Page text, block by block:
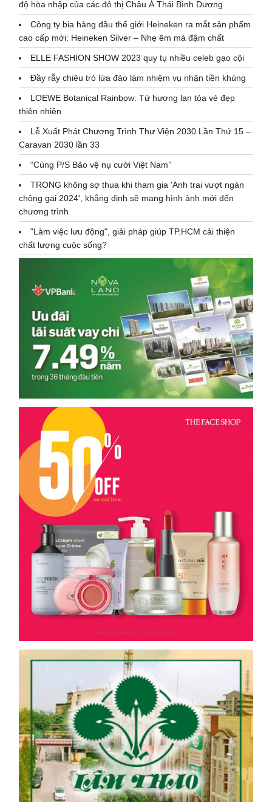
độ hòa nhập của các đô thị Châu Á Thái Bình Dương
Công ty bia hàng đầu thế giới Heineken ra mắt sản phẩm
cao cấp mới: Heineken Silver – Nhẹ êm mà đậm chất
ELLE FASHION SHOW 2023 quy tụ nhiều celeb gạo cội
Đầy rẫy chiêu trò lừa đảo làm nhiệm vụ nhận tiền khủng
LOEWE Botanical Rainbow: Tứ hương lan tỏa vẻ đẹp
thiên nhiên
Lễ Xuất Phát Chương Trình Thư Viện 2030 Lần Thứ 15 –
Caravan 2030 lần 33
“Cùng P/S Bảo vệ nụ cười Việt Nam”
TRONG không sợ thua khi tham gia 'Anh trai vượt ngàn
chông gai 2024', khẳng định sẽ mang hình ảnh mới đến
chương trình
"Làm việc lưu động", giải pháp giúp TP.HCM cải thiện
chất lượng cuộc sống?